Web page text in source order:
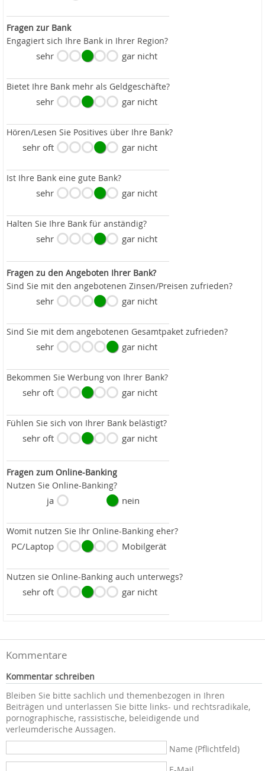
Fragen zur Bank
Engagiert sich Ihre Bank in Ihrer Region?
sehr gar nicht
Bietet Ihre Bank mehr als Geldgeschäfte?
sehr gar nicht
Hören/Lesen Sie Positives über Ihre Bank?
sehr oft gar nicht
Ist Ihre Bank eine gute Bank?
sehr gar nicht
Halten Sie Ihre Bank für anständig?
sehr gar nicht
Fragen zu den Angeboten Ihrer Bank?
Sind Sie mit den angebotenen Zinsen/Preisen zufrieden?
sehr gar nicht
Sind Sie mit dem angebotenen Gesamtpaket zufrieden?
sehr gar nicht
Bekommen Sie Werbung von Ihrer Bank?
sehr oft gar nicht
Fühlen Sie sich von Ihrer Bank belästigt?
sehr oft gar nicht
Fragen zum Online-Banking
Nutzen Sie Online-Banking?
ja nein
Womit nutzen Sie Ihr Online-Banking eher?
PC/Laptop Mobilgerät
Nutzen sie Online-Banking auch unterwegs?
sehr oft gar nicht
Kommentare
Kommentar schreiben
Bleiben Sie bitte sachlich und themenbezogen in Ihren
Beiträgen und unterlassen Sie bitte links- und rechtsradikale,
pornographische, rassistische, beleidigende und
verleumderische Aussagen.
Name (Pflichtfeld)